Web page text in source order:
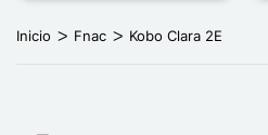
Inicio Fnac Kobo Clara 2E